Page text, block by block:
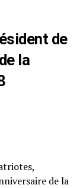
de
la
de la